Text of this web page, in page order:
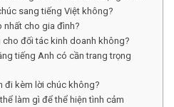
sang tiếng Việt không?
nhất cho gia đình?
cho đối tác kinh doanh không?
tiếng Anh có cần trang trọng
đi kèm lời chúc không?
làm gì để thể hiện tình cảm